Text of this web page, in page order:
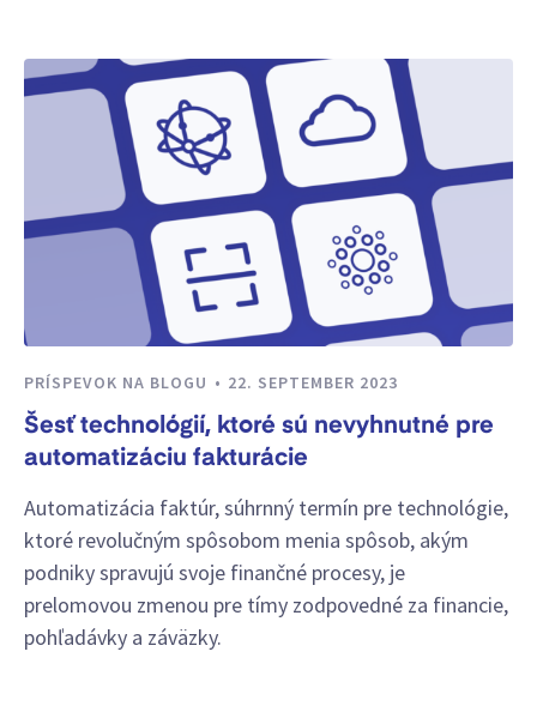
PRÍSPEVOK NA BLOGU 22. SEPTEMBER 2023
Šesť technológií, ktoré sú nevyhnutné pre
automatizáciu fakturácie
Automatizácia faktúr, súhrnný termín pre technológie,
ktoré revolučným spôsobom menia spôsob, akým
podniky spravujú svoje finančné procesy, je
prelomovou zmenou pre tímy zodpovedné za financie,
pohľadávky a záväzky.